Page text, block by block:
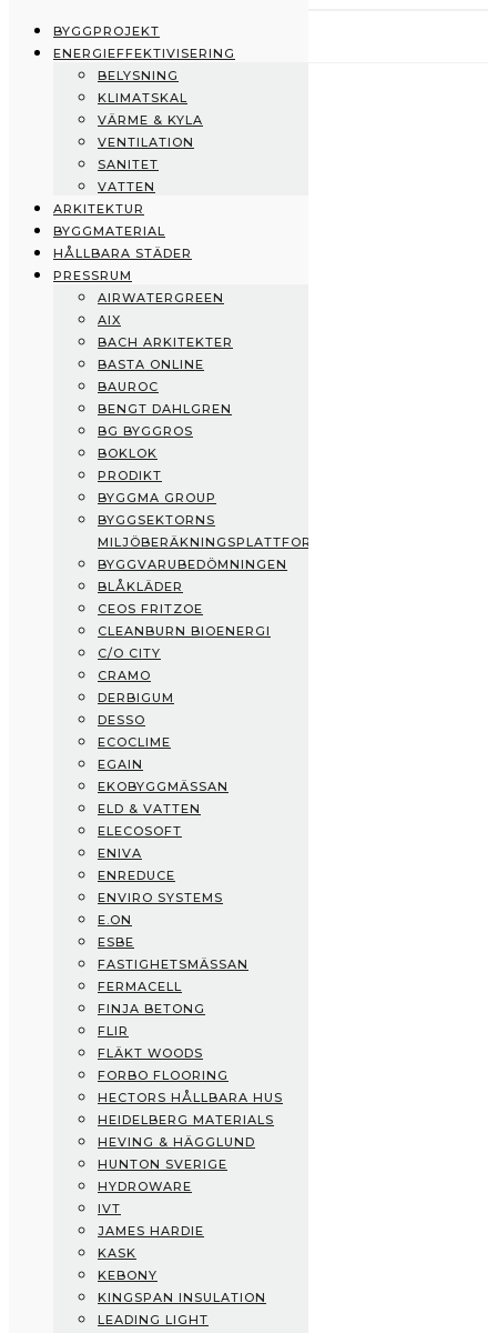
Byggprojekt
Energieffektivisering
Belysning
Klimatskal
Värme & Kyla
Ventilation
Sanitet
Vatten
Arkitektur
Byggmaterial
Hållbara städer
Pressrum
AirWaterGreen
AIX
Bach Arkitekter
BASTA Online
Bauroc
Bengt Dahlgren
BG Byggros
Boklok
Prodikt
Byggma Group
Byggsektorns Miljöberäkningsplattform
Byggvarubedömningen
Blåkläder
CEOS Fritzoe
CleanBurn Bioenergi
C/O City
CRAMO
Derbigum
Desso
Ecoclime
eGain
Ekobyggmässan
Eld & Vatten
Elecosoft
ENIVA
EnReduce
Enviro Systems
E.ON
ESBE
Fastighetsmässan
Fermacell
Finja Betong
Flir
Fläkt Woods
Forbo Flooring
Hectors Hållbara Hus
Heidelberg Materials
Heving & Hägglund
Hunton Sverige
Hydroware
IVT
James Hardie
Kask
Kebony
Kingspan Insulation
BYGGPROJEKT
ENERGIEFFEKTIVISERING
BELYSNING
KLIMATSKAL
VÄRME & KYLA
VENTILATION
SANITET
VATTEN
ARKITEKTUR
BYGGMATERIAL
HÅLLBARA STÄDER
PRESSRUM
AIRWATERGREEN
AIX
BACH ARKITEKTER
BASTA ONLINE
BAUROC
BENGT DAHLGREN
BG BYGGROS
BOKLOK
PRODIKT
BYGGMA GROUP
BYGGSEKTORNS
MILJÖBERÄKNINGSPLATTFORM
BYGGVARUBEDÖMNINGEN
BLÅKLÄDER
CEOS FRITZOE
CLEANBURN BIOENERGI
C/O CITY
CRAMO
DERBIGUM
DESSO
ECOCLIME
EGAIN
EKOBYGGMÄSSAN
ELD & VATTEN
ELECOSOFT
ENIVA
ENREDUCE
ENVIRO SYSTEMS
E.ON
ESBE
FASTIGHETSMÄSSAN
FERMACELL
FINJA BETONG
FLIR
FLÄKT WOODS
FORBO FLOORING
HECTORS HÅLLBARA HUS
HEIDELBERG MATERIALS
HEVING & HÄGGLUND
HUNTON SVERIGE
HYDROWARE
IVT
JAMES HARDIE
KASK
KEBONY
KINGSPAN INSULATION
LEADING LIGHT